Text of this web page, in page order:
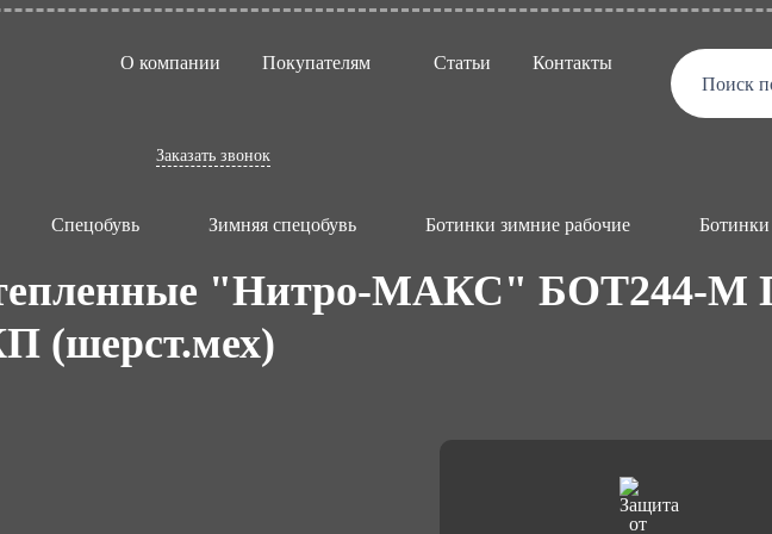
О компании Покупателям Статьи Контакты
Заказать звонок
Поиск
Спецобувь Зимняя спецобувь Ботинки зимние рабочие
"Нитро-МАКС" БОТ244-М
(шерст.мех)